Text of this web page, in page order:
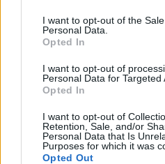
I want to opt-out of the
Personal Data.
Opted In
I want to opt-out of
Personal Data for Targeted
Opted In
I want to opt-out of
Retention, Sale, and/or
Personal Data that Is
Purposes for which it was
Opted Out
στους
λίγο
Το
Το
βγήκε